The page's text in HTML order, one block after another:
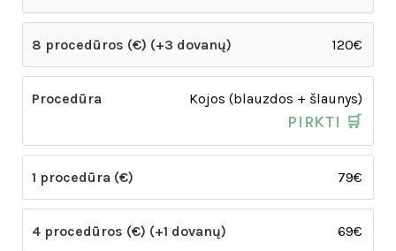
120€
Kojos (blauzdos + šlaunys)
PIRKTI 🛒
79€
69€